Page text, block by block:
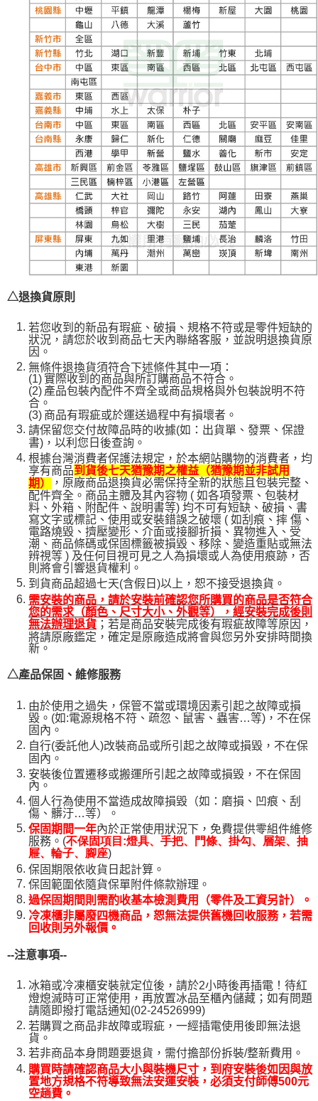
△退換貨原則
若您收到的新品有瑕疵、破損、規格不符或是零件短缺的
狀況，請您於收到商品七天內聯絡客服，並說明退換貨原
因。
無條件退換貨須符合下述條件其中一項：
(1)實際收到的商品與所訂購商品不符合。
(2) 產品包裝內配件不齊全或商品規格與外包裝說明不符
合。
(3) 商品有瑕疵或於運送過程中有損壞者。
請保留您交付故障品時的收據(如：出貨單、發票、保證
書)，以利您日後查詢。
根據台灣消費者保護法規定，於本網站購物的消費者，均
享有商品到貨後七天猶豫期之權益（猶豫期並非試用
期）
，原廠商品退換貨必需保持全新的狀態且包裝完整、
配件齊全。商品主體及其內容物 ( 如各項發票、包裝材
料、外箱、附配件、說明書等) 均不可有短缺、破損、書
寫文字或標記、使用或安裝錯誤之破壞 ( 如刮痕、摔 傷、
電路燒毀、擠壓變形、介面或接腳折損、異物進入、受
潮、商品條碼或保固標籤被損毀、移除、變造重貼或無法
辨視等 ) 及任何目視可見之人為損壞或人為使用痕跡，否
則將會引響退貨權利。
到貨商品超過七天(含假日)以上，恕不接受退換貨。
需安裝的商品，請於安裝前確認您所購買的商品是否符合
您的需求（顏色、尺寸大小、外觀等），經安裝完成後則
無法辦理退貨 ；若是商品安裝完成後有瑕疵故障等原因，
將請原廠鑑定，確定是原廠造成將會與您另外安排時間換
新。
△產品保固、維修服務
由於使用之過失，保管不當或環境因素引起之故障或損
毀。(如:電源規格不符、疏忽、鼠害、蟲害…等)，不在保
固內。
自行(委託他人)改裝商品或所引起之故障或損毀，不在保
固內。
安裝後位置遷移或搬運所引起之故障或損毀，不在保固
內。
個人行為使用不當造成故障損毀（如：磨損、凹痕、刮
傷、髒汙…等）。
保固期間一年內於正常使用狀況下，免費提供零組件維修
服務。(不保固項目:燈具、手把、門條、掛勾、層架、抽
屜、輪子、腳座)
保固期限依收貨日起計算。
保固範圍依隨貨保單附件條款辦理。
過保固期間則需酌收基本檢測費用（零件及工資另計）。
冷凍櫃非屬廢四機商品，恕無法提供舊機回收服務，若需
回收則另外報價。
--注意事項--
冰箱或冷凍櫃安裝就定位後，請於2小時後再插電！待紅
燈熄滅時可正常使用，再放置冰品至櫃內儲藏；如有問題
請隨即撥打電話通知(02-24526999)
若購買之商品非故障或瑕疵，一經插電使用後即無法退
貨。
若非商品本身問題要退貨，需付擔部份拆裝/整新費用。
購買時請確認商品大小與裝機尺寸，到府安裝後如因與放
置地方規格不符導致無法安運安裝，必須支付師傅500元
空趟費。